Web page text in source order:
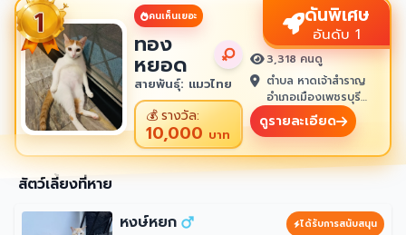
คนเห็นเยอะ
ทอง
หยอด
สายพันธุ์: แมวไทย
💰รางวัล:
10,000 บาท
ดันพิเศษ
อันดับ 1
3,318 คนดู
ตำบล หาดเจ้าสำราญ
อำเภอเมืองเพชรบุรี
เพชรบุรี 76100
ดูรายละเอียด
สัตว์เลี้ยงที่หาย
หงษ์หยก
ได้รับการสนับสนุน